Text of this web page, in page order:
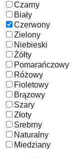
Czarny
Biały
Czerwony
Zielony
Niebieski
Żółty
Pomarańczowy
Różowy
Fioletowy
Brązowy
Szary
Złoty
Srebrny
Naturalny
Miedziany